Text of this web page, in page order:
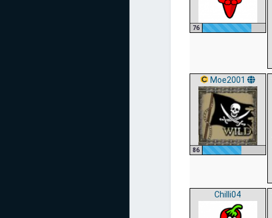
76
Moe2001
86
Chilli04